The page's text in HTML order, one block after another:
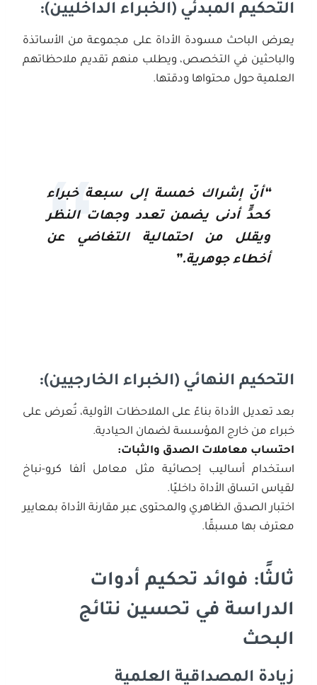
التحكيم المبدئي (الخبراء الداخليين):
يعرض الباحث مسودة الأداة على مجموعة من الأساتذة
والباحثين في التخصص، ويطلب منهم تقديم ملاحظاتهم
العلمية حول محتواها ودقتها.
“أنّ إشراك خمسة إلى سبعة خبراء
كحدٍّ أدنى يضمن تعدد وجهات النظر
ويقلل من احتمالية التغاضي عن
أخطاء جوهرية.”
التحكيم النهائي (الخبراء الخارجيين):
بعد تعديل الأداة بناءً على الملاحظات الأولية، تُعرض على
خبراء من خارج المؤسسة لضمان الحيادية.
احتساب معاملات الصدق والثبات:
استخدام أساليب إحصائية مثل معامل ألفا كرو-نباخ
لقياس اتساق الأداة داخليًا.
اختبار الصدق الظاهري والمحتوى عبر مقارنة الأداة بمعايير
معترف بها مسبقًا.
ثالثًا: فوائد تحكيم أدوات
الدراسة في تحسين نتائج
البحث
زيادة المصداقية العلمية